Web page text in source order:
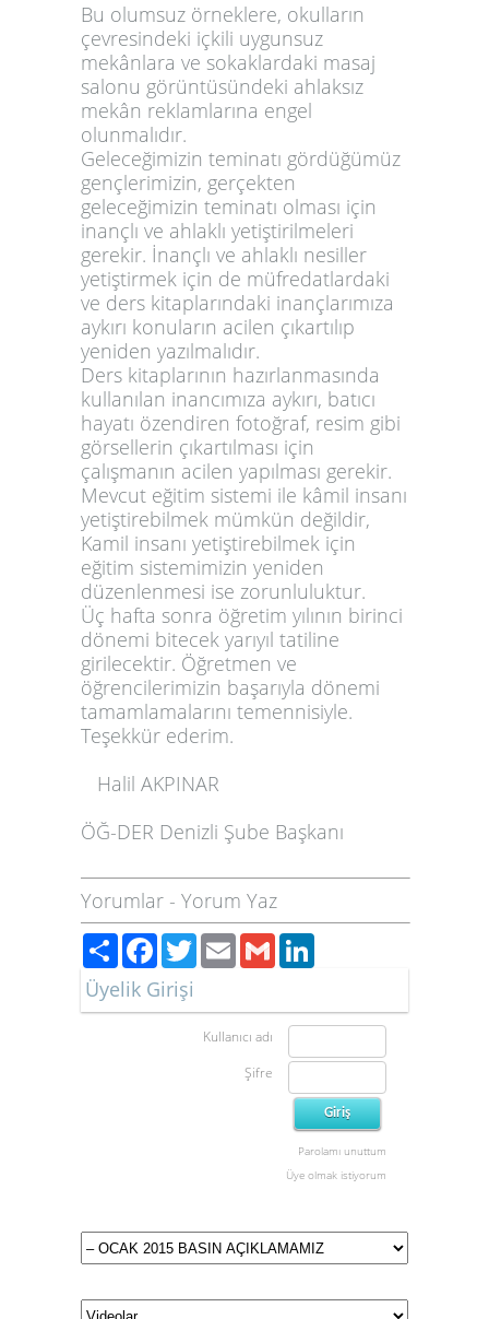
Bu olumsuz örneklere, okulların
çevresindeki içkili uygunsuz
mekânlara ve sokaklardaki masaj
salonu görüntüsündeki ahlaksız
mekân reklamlarına engel
olunmalıdır.
Geleceğimizin teminatı gördüğümüz
gençlerimizin, gerçekten
geleceğimizin teminatı olması için
inançlı ve ahlaklı yetiştirilmeleri
gerekir. İnançlı ve ahlaklı nesiller
yetiştirmek için de müfredatlardaki
ve ders kitaplarındaki inançlarımıza
aykırı konuların acilen çıkartılıp
yeniden yazılmalıdır.
Ders kitaplarının hazırlanmasında
kullanılan inancımıza aykırı, batıcı
hayatı özendiren fotoğraf, resim gibi
görsellerin çıkartılması için
çalışmanın acilen yapılması gerekir.
Mevcut eğitim sistemi ile kâmil insanı
yetiştirebilmek mümkün değildir,
Kamil insanı yetiştirebilmek için
eğitim sistemimizin yeniden
düzenlenmesi ise zorunluluktur.
Üç hafta sonra öğretim yılının birinci
dönemi bitecek yarıyıl tatiline
girilecektir. Öğretmen ve
öğrencilerimizin başarıyla dönemi
tamamlamalarını temennisiyle.
Teşekkür ederim.
Halil AKPINAR
ÖĞ-DER Denizli Şube Başkanı
Yorumlar - Yorum Yaz
PaylaşFacebook
TwitterEmailGmail
Üyelik Girişi
Kullanıcı adı
Şifre
Parolamı unuttum
Üye olmak istiyorum